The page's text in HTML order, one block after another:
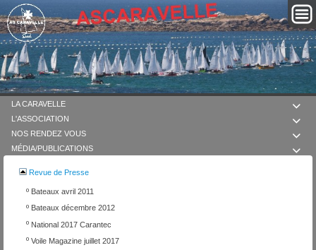

LA CARAVELLE

L'ASSOCIATION

NOS RENDEZ VOUS

MÉDIA/PUBLICATIONS
Revue de Presse
º Bateaux avril 2011
º Bateaux décembre 2012
º National 2017 Carantec
º Voile Magazine juillet 2017